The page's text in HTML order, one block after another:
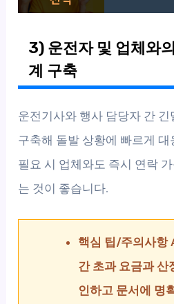
3) 운전자 및 업체와
계 구축
운전기사와 행사 담당자 간
구축해 돌발 상황에 빠르게
필요 시 업체와도 즉시 연락
는 것이 좋습니다.
핵심 팁/주의사항
간 초과 요금과 산
인하고 문서에 명